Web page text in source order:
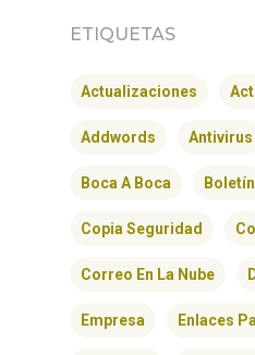
ETIQUETAS
Actualizaciones
Addwords Antivirus
Boca A Boca Boletín
Copia Seguridad
Correo En La Nube
Empresa Enlaces